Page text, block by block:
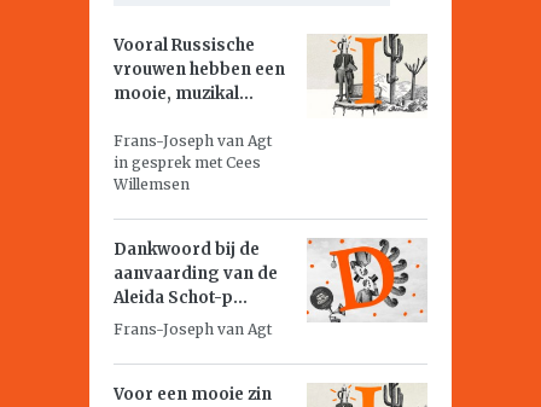
Vooral Russische
vrouwen hebben een
mooie, muzikal...
Frans-Joseph van Agt
in gesprek met Cees
Willemsen
Dankwoord bij de
aanvaarding van de
Aleida Schot-p...
Frans-Joseph van Agt
Voor een mooie zin